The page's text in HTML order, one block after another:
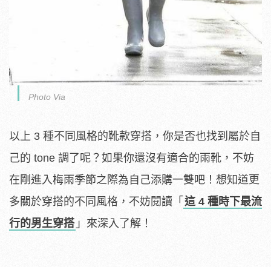
Photo Via
以上 3 種不同風格的靴款穿搭，你是否也找到屬於自
己的 tone 調了呢？如果你還沒有適合的雨靴，不妨
在剛進入梅雨季節之際為自己添購一雙吧！想知道更
多關於穿搭的不同風格，不妨閱讀「 這 4 種時下最流
行的男生穿搭 」來深入了解！